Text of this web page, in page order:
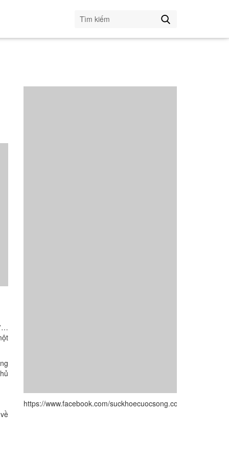
https://www.facebook.com/suckhoecuocsong.com.vn/